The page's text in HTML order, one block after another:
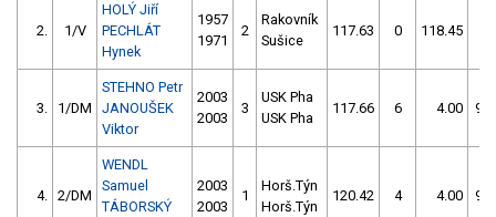
2. 1/V
HOLÝ Jiří
PECHLÁT
Hynek
1957
1971
2
Rakovník
Sušice
117.63 0 118.45
3. 1/DM
STEHNO Petr
JANOUŠEK
Viktor
2003
2003
3
USK Pha
USK Pha
117.66 6 4.00
4. 2/DM
WENDL
Samuel
TÁBORSKÝ
2003
2003
1
Horš.Týn
Horš.Týn
120.42 4 4.00